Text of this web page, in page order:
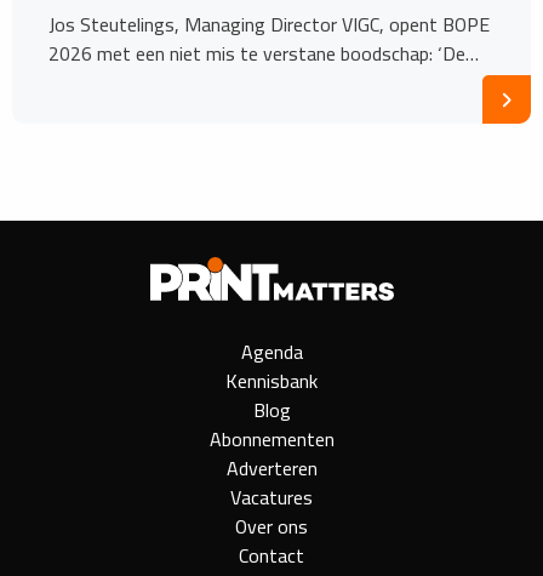
Jos Steutelings, Managing Director VIGC, opent BOPE
2026 met een niet mis te verstane boodschap: ‘De…
Agenda
Kennisbank
Blog
Abonnementen
Adverteren
Vacatures
Over ons
Contact